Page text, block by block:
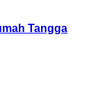
Tangga